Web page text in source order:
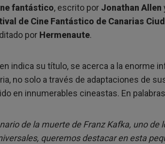
fantástico, escrito por Jonathan Allen
de Cine Fantástico de Canarias
por Hermenaute.
indica su título, se acerca a la enorme
no solo a través de adaptaciones de
en innumerables cineastas. En
de la muerte de Franz Kafka, uno
queremos destacar en esta